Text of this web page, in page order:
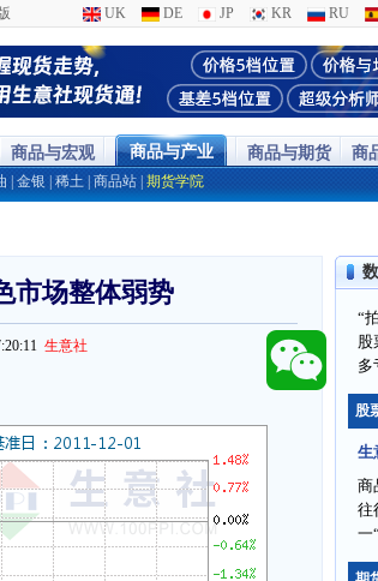
UK DE JP KR RU
商品与宏观 商品与产业 商品与期货 商
金银 稀土 商品站 期货学院
市场整体弱势
生意社
“
股
多
股
生
商
往
一